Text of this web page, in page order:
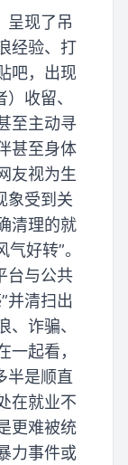
呈现了吊
经验、打
吧，出现
收留、
至主动寻
甚至身体
友视为生
象受到关
清理的就
好转”。
台与公共
并清扫出
诈骗、
起看，
半是顺直
在就业不
更难被统
力事件或